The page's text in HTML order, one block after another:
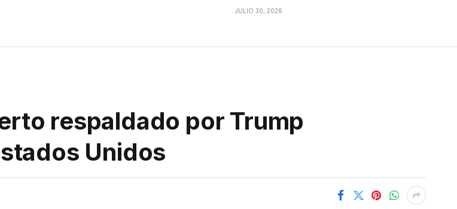
JULIO 30, 2026
respaldado por Trump
Unidos